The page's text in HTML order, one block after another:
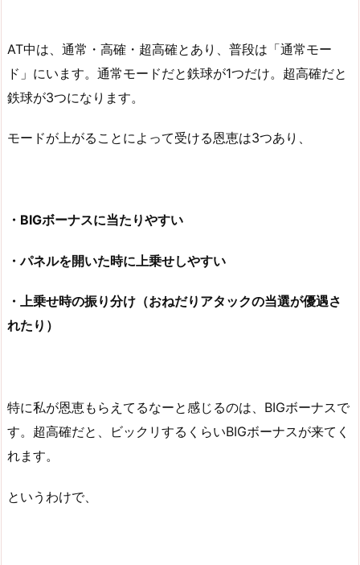
AT中は、通常・高確・超高確とあり、普段は「通常モー
ド」にいます。通常モードだと鉄球が1つだけ。超高確だと
鉄球が3つになります。
モードが上がることによって受ける恩恵は3つあり、
・BIGボーナスに当たりやすい
・パネルを開いた時に上乗せしやすい
・上乗せ時の振り分け（おねだりアタックの当選が優遇さ
れたり）
特に私が恩恵もらえてるなーと感じるのは、BIGボーナスで
す。超高確だと、ビックリするくらいBIGボーナスが来てく
れます。
というわけで、